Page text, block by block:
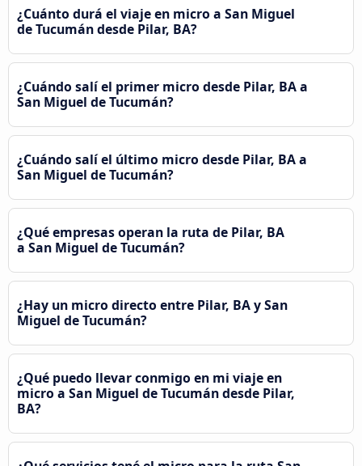
¿Cuánto durá el viaje en micro a San Miguel
de Tucumán desde Pilar, BA?
¿Cuándo salí el primer micro desde Pilar, BA a
San Miguel de Tucumán?
¿Cuándo salí el último micro desde Pilar, BA a
San Miguel de Tucumán?
¿Qué empresas operan la ruta de Pilar, BA
a San Miguel de Tucumán?
¿Hay un micro directo entre Pilar, BA y San
Miguel de Tucumán?
¿Qué puedo llevar conmigo en mi viaje en
micro a San Miguel de Tucumán desde Pilar,
BA?